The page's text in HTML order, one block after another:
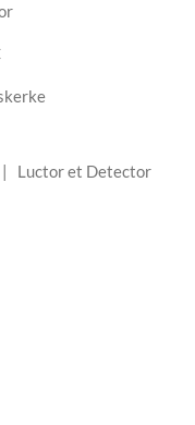
Luctor et Detector